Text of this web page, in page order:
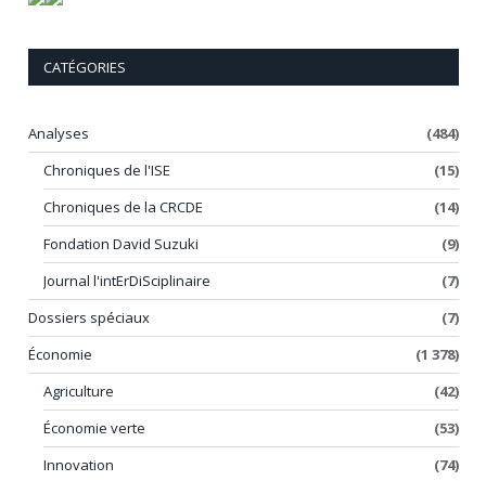
CATÉGORIES
Analyses
(484)
Chroniques de l'ISE
(15)
Chroniques de la CRCDE
(14)
Fondation David Suzuki
(9)
Journal l'intErDiSciplinaire
(7)
Dossiers spéciaux
(7)
Économie
(1 378)
Agriculture
(42)
Économie verte
(53)
Innovation
(74)